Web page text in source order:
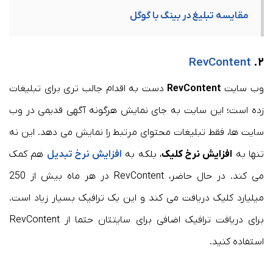
مقایسه تبلیغ در بینگ با گوگل
۲. RevContent
وب سایت RevContent دست به اقدام جالب تری برای تبلیغات
زده است؛ این سایت به جای نمایش هرگونه آگهی قدیمی در وب
سایت ها، فقط تبلیغات محتوای مرتبط را نمایش می دهد. این نه
تنها به افزایش نرخ کلیک، بلکه به افزایش نرخ تبدیل هم کمک
می کند. در حال حاضر، RevContent در هر ماه بیش از 250
میلیارد کلیک دریافت می کند و این یک ترافیک بسیار زیاد است.
برای دریافت ترافیک اضافی برای سایتتان حتما از RevContent
استفاده کنید.